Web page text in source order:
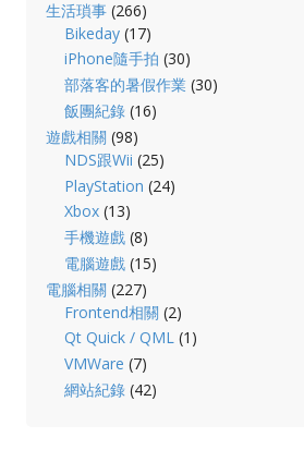
生活瑣事(266)
Bikeday (17)
iPhone隨手拍 (30)
部落客的暑假作業 (30)
飯團紀錄 (16)
遊戲相關 (98)
NDS跟Wii (25)
PlayStation (24)
Xbox (13)
手機遊戲 (8)
電腦遊戲 (15)
電腦相關 (227)
Frontend相關 (2)
Qt Quick / QML (1)
VMWare (7)
網站紀錄 (42)